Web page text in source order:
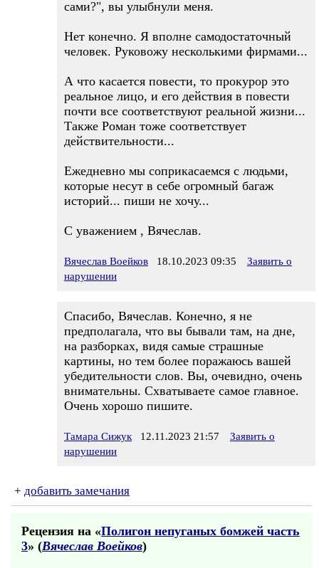
сами?", вы улыбнули меня.
Нет конечно. Я вполне самодостаточный
человек. Руковожу несколькими фирмами...
А что касается повести, то прокурор это
реальное лицо, и его действия в повести
почти все соответствуют реальной жизни...
Также Роман тоже соответствует
действительности...
Ежедневно мы соприкасаемся с людьми,
которые несут в себе огромный багаж
историй... пиши не хочу...
С уважением , Вячеслав.
Вячеслав Воейков 18.10.2023 09:35
Заявить о
нарушении
Спасибо, Вячеслав. Конечно, я не
предполагала, что вы бывали там, на дне,
на разборках, видя самые страшные
картины, но тем более поражаюсь вашей
убедительности слов. Вы, очевидно, очень
внимательны. Схватываете самое главное.
Очень хорошо пишите.
Тамара Сижук 12.11.2023 21:57
Заявить о
нарушении
+ добавить замечания
Рецензия на «Полигон непуганых бомжей часть
3» (Вячеслав Воейков)